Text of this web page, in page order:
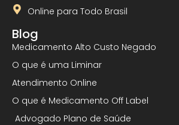
Online para Todo Brasil
Blog
Medicamento Alto Custo Negado
O que é uma Liminar
Atendimento Online
O que é Medicamento Off Label
Advogado Plano de Saúde